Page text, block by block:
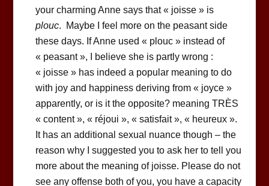
your charming Anne says that « joisse » is
plouc. Maybe I feel more on the peasant side
these days. If Anne used « plouc » instead of
« peasant », I believe she is partly wrong :
« joisse » has indeed a popular meaning to do
with joy and happiness deriving from « joyce »
apparently, or is it the opposite? meaning TRÈS
« content », « réjoui », « satisfait », « heureux ».
It has an additional sexual nuance though – the
reason why I suggested you to ask her to tell you
more about the meaning of joisse. Please do not
see any offense both of you, you have a capacity